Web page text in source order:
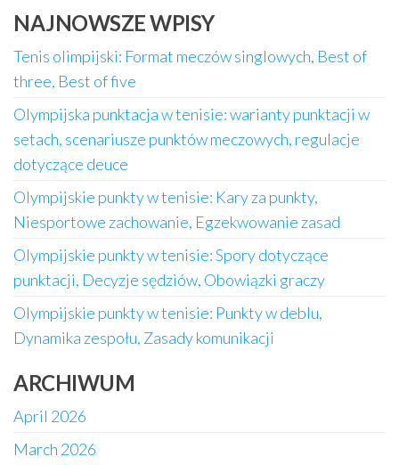
NAJNOWSZE WPISY
Tenis olimpijski: Format meczów singlowych, Best of
three, Best of five
Olympijska punktacja w tenisie: warianty punktacji w
setach, scenariusze punktów meczowych, regulacje
dotyczące deuce
Olympijskie punkty w tenisie: Kary za punkty,
Niesportowe zachowanie, Egzekwowanie zasad
Olympijskie punkty w tenisie: Spory dotyczące
punktacji, Decyzje sędziów, Obowiązki graczy
Olympijskie punkty w tenisie: Punkty w deblu,
Dynamika zespołu, Zasady komunikacji
ARCHIWUM
April 2026
March 2026